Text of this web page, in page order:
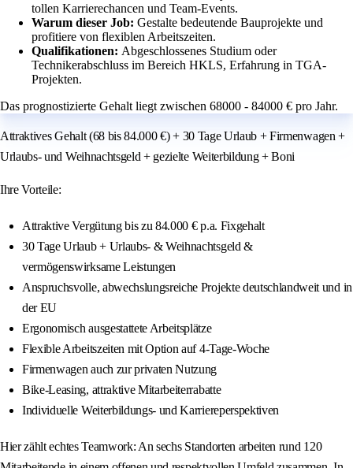
tollen Karrierechancen und Team-Events.
Warum dieser Job: Gestalte bedeutende Bauprojekte und
profitiere von flexiblen Arbeitszeiten.
Qualifikationen: Abgeschlossenes Studium oder
Technikerabschluss im Bereich HKLS, Erfahrung in TGA-
Projekten.
Das prognostizierte Gehalt liegt zwischen 68000 - 84000 € pro Jahr.
Attraktives Gehalt (68 bis 84.000 €) + 30 Tage Urlaub + Firmenwagen +
Urlaubs- und Weihnachtsgeld + gezielte Weiterbildung + Boni
Ihre Vorteile:
Attraktive Vergütung bis zu 84.000 € p.a. Fixgehalt
30 Tage Urlaub + Urlaubs- & Weihnachtsgeld &
vermögenswirksame Leistungen
Anspruchsvolle, abwechslungsreiche Projekte deutschlandweit und in
der EU
Ergonomisch ausgestattete Arbeitsplätze
Flexible Arbeitszeiten mit Option auf 4-Tage-Woche
Firmenwagen auch zur privaten Nutzung
Bike-Leasing, attraktive Mitarbeiterrabatte
Individuelle Weiterbildungs- und Karriereperspektiven
Hier zählt echtes Teamwork: An sechs Standorten arbeiten rund 120